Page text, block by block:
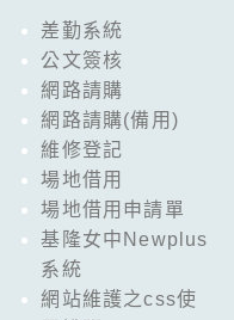
差勤系統
公文簽核
網路請購
網路請購(備用)
維修登記
場地借用
場地借用申請單
基隆女中Newplus
系統
網站維護之css使